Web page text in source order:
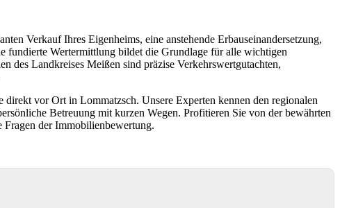
Verkauf Ihres Eigenheims, eine anstehende Erbauseinandersetzung,
fundierte Wertermittlung bildet die Grundlage für alle wichtigen
des Landkreises Meißen sind präzise Verkehrswertgutachten,
vor Ort in Lommatzsch. Unsere Experten kennen den regionalen
Betreuung mit kurzen Wegen. Profitieren Sie von der bewährten
der Immobilienbewertung.